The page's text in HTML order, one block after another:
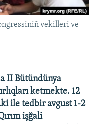
vekilleri ve
II Bütündünya
ketmekte. 12
ile tedbir avgust 1-2
işğali